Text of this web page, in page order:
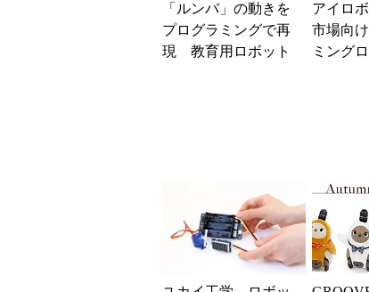
「ルンバ」の動きを
プログラミングで再
現 教育用ロボット
アイロ
市場向
ミング